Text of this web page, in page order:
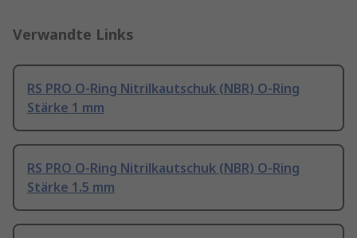
Verwandte Links
RS PRO O-Ring Nitrilkautschuk (NBR) O-Ring
Stärke 1 mm
RS PRO O-Ring Nitrilkautschuk (NBR) O-Ring
Stärke 1.5 mm